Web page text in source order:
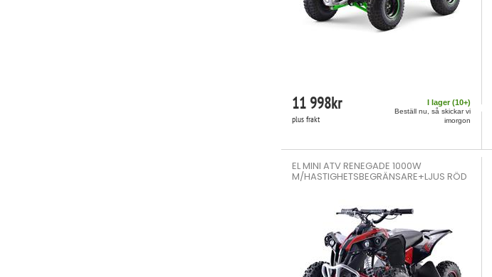
11 998kr
plus frakt
I lager (10+)
Beställ nu, så skickar vi
imorgon
EL MINI ATV RENEGADE 1000W
M/HASTIGHETSBEGRÄNSARE+LJUS RÖD